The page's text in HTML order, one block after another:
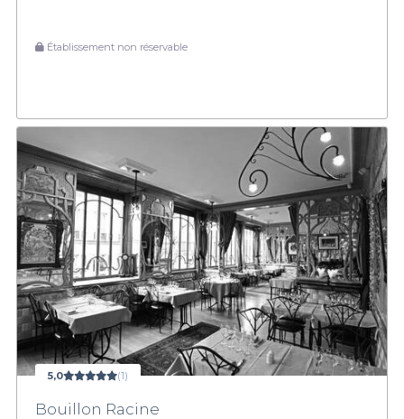
Établissement non réservable
5,0 (1)
Bouillon Racine